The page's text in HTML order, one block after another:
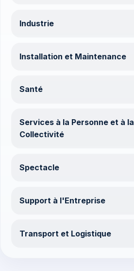
Industrie
Installation et Maintenance
Santé
Services à la Personne et à la
Collectivité
Spectacle
Support à l'Entreprise
Transport et Logistique